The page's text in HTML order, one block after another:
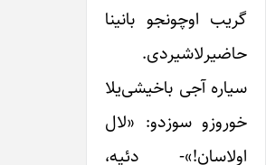
گریب اوچونجو بانینا
حاضیرلاشیردی.
سیاره آجی باخیشی‌یلا
خوروزو سوزدو: «لال
اولاسان!»- دئیه،